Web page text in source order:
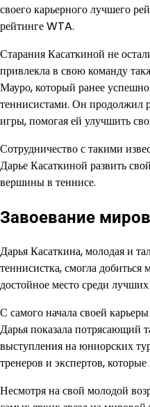
своего карьерного лучшего
рейтинге WTA.
Старания Касаткиной не
привлекла в свою команду
Мауро, который ранее
теннисистами. Он продолжил
игры, помогая ей улучшить
Сотрудничество с такими
Дарье Касаткиной развить
вершины в теннисе.
Завоевание
Дарья Касаткина, молодая и
теннисистка, смогла
достойное место среди
С самого начала своей
Дарья показала потрясающий
выступления на юниорских
тренеров и экспертов,
Несмотря на свой молодой